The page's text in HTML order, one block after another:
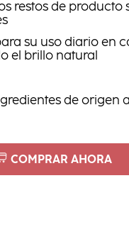
restos de producto
su uso diario en
el brillo natural
de origen
COMPRAR AHORA